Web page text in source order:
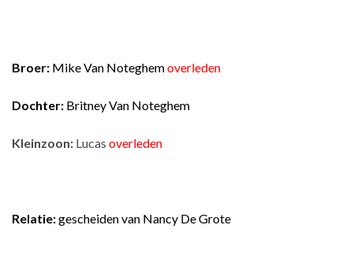
Broer: Mike Van Noteghemoverleden
Dochter: Britney Van Noteghem
Kleinzoon: Lucas overleden
Relatie:gescheiden van Nancy De Grote